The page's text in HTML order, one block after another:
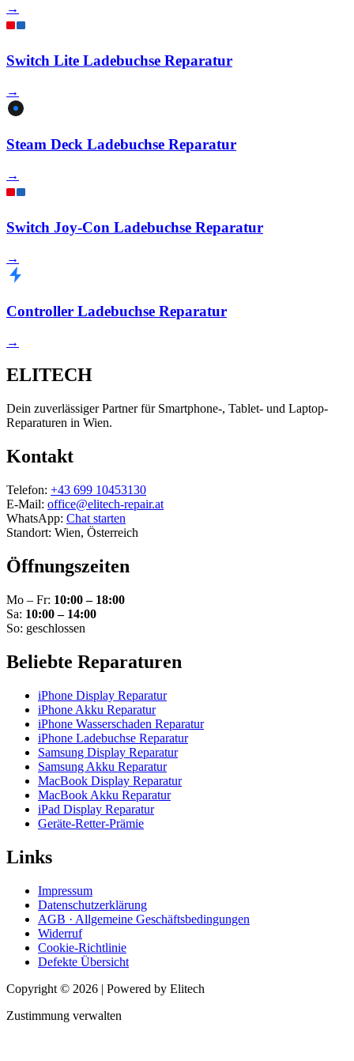
→
Switch Lite Ladebuchse Reparatur
→
Steam Deck Ladebuchse Reparatur
→
Switch Joy-Con Ladebuchse Reparatur
→
Controller Ladebuchse Reparatur
→
ELITECH
Dein zuverlässiger Partner für Smartphone-, Tablet- und Laptop-
Reparaturen in Wien.
Kontakt
Telefon: +43 699 10453130
E-Mail: office@elitech-repair.at
WhatsApp: Chat starten
Standort: Wien, Österreich
Öffnungszeiten
Mo – Fr: 10:00 – 18:00
Sa: 10:00 – 14:00
So: geschlossen
Beliebte Reparaturen
iPhone Display Reparatur
iPhone Akku Reparatur
iPhone Wasserschaden Reparatur
iPhone Ladebuchse Reparatur
Samsung Display Reparatur
Samsung Akku Reparatur
MacBook Display Reparatur
MacBook Akku Reparatur
iPad Display Reparatur
Geräte-Retter-Prämie
Links
Impressum
Datenschutzerklärung
AGB · Allgemeine Geschäftsbedingungen
Widerruf
Cookie-Richtlinie
Defekte Übersicht
Copyright © 2026 | Powered by Elitech
Zustimmung verwalten